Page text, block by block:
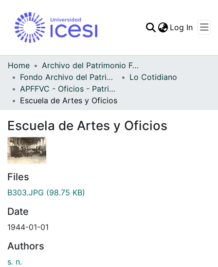
Statistics
Log In
Home
Archivo del Patrimonio Fotográfico y Fílmico del Valle del Cauca
Fondo Archivo del Patrimonio Fotográfico y Fílmico del Valle del Cauca
Lo Cotidiano
APFFVC - Oficios - Patrimonial
Escuela de Artes y Oficios
Escuela de Artes y Oficios
Files
B303.JPG (98.75 KB)
Date
1944-01-01
Authors
s. n.